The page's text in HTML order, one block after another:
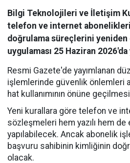
Bilgi Teknolojileri ve İletişim
telefon ve internet
doğrulama süreçlerini yeniden
uygulaması 25 Haziran
Resmi Gazete'de yayımlanan
işlemlerinde güvenlik önlemleri
hat kullanımının önüne
Yeni kurallara göre telefon ve
sözleşmeleri hem yazılı hem
yapılabilecek. Ancak abonelik
başvuru sahibinin kimliğinin
olacak.